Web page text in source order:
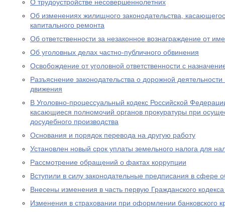
О трудоустройстве несовершеннолетних
Об изменениях жилищного законодательства,
капитального ремонта
Об ответственности за незаконное вознаграждение от
Об уголовных делах частно-публичного обвинения
Освобождение от уголовной ответственности с
Разъяснение законодательства о дорожной
движения
В Уголовно-процессуальный кодекс Российской
касающиеся полномочий органов прокуратуры при
досудебного производства
Основания и порядок перевода на другую работу
Установлен новый срок уплаты земельного налога для
Рассмотрение обращений о фактах коррупции
Вступили в силу законодательные предписания в сфере
Внесены изменения в часть первую Гражданского
Изменения в страховании при оформлении банковского